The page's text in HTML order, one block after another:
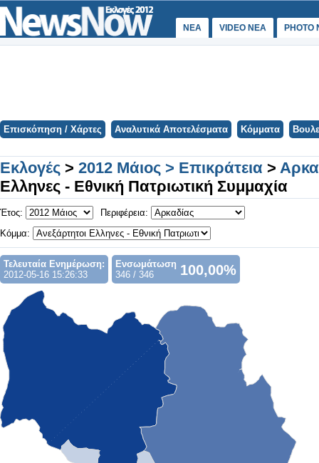
ΝΕΑ VIDEO NEA PHOTO
Επισκόπηση / Χάρτες Αναλυτικά Αποτελέσματα Κόμματα
Εκλογές > 2012 Μάιος > Επικράτεια >
Ελληνες - Εθνική Πατριωτική Συμμαχία
Έτος:
Περιφέρεια:
Κόμμα:
Τελευταία Ενημέρωση:
2012-05-16 15:26:33
Ενσωμάτωση
346 / 346
100,00%